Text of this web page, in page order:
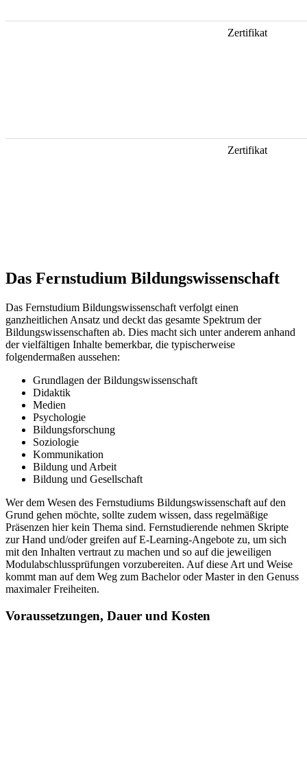
Zertifikat
Zertifikat
Das Fernstudium Bildungswissenschaft
Das Fernstudium Bildungswissenschaft verfolgt einen
ganzheitlichen Ansatz und deckt das gesamte Spektrum der
Bildungswissenschaften ab. Dies macht sich unter anderem anhand
der vielfältigen Inhalte bemerkbar, die typischerweise
folgendermaßen aussehen:
Grundlagen der Bildungswissenschaft
Didaktik
Medien
Psychologie
Bildungsforschung
Soziologie
Kommunikation
Bildung und Arbeit
Bildung und Gesellschaft
Wer dem Wesen des Fernstudiums Bildungswissenschaft auf den
Grund gehen möchte, sollte zudem wissen, dass regelmäßige
Präsenzen hier kein Thema sind. Fernstudierende nehmen Skripte
zur Hand und/oder greifen auf E-Learning-Angebote zu, um sich
mit den Inhalten vertraut zu machen und so auf die jeweiligen
Modulabschlussprüfungen vorzubereiten. Auf diese Art und Weise
kommt man auf dem Weg zum Bachelor oder Master in den Genuss
maximaler Freiheiten.
Voraussetzungen, Dauer und Kosten